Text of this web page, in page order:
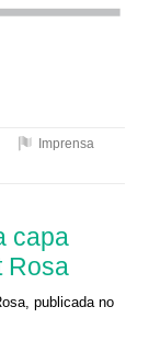
Imprensa
capa
Rosa
publicada no